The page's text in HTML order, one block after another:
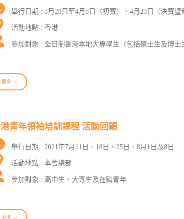
舉行日期 : 3月28日至4月8日（初賽）、4月23日（決賽暨
活動地點 : 香港
參加對象 : 全日制香港本地大專學生（包括碩士生及博士
更多 →
青年領袖培訓課程 活動回顧
舉行日期 : 2021年7月11日、18日、25日、8月1日及8日
活動地點 : 本會總部
參加對象 : 高中生、大專生及在職青年
更多 →